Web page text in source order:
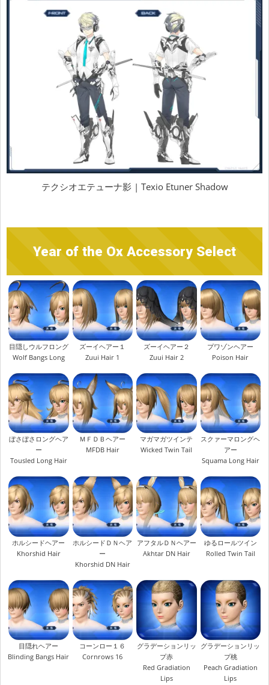
テクシオエテューナ影 | Texio Etuner Shadow
Year of the Ox Accessory Select
目隠しウルフロング
Wolf Bangs Long
ズーイヘアー１
Zuui Hair 1
ズーイヘアー２
Zuui Hair 2
プワゾンヘアー
Poison Hair
ぼさぼさロングヘア
ー
Tousled Long Hair
ＭＦＤＢヘアー
MFDB Hair
マガマガツインテ
Wicked Twin Tail
スクァーマロングヘ
アー
Squama Long Hair
ホルシードヘアー
Khorshid Hair
ホルシードＤＮヘア
ー
Khorshid DN Hair
アフタルＤＮヘアー
Akhtar DN Hair
ゆるロールツイン
Rolled Twin Tail
目隠れヘアー
Blinding Bangs Hair
コーンロー１６
Cornrows 16
グラデーションリッ
プ赤
Red Gradiation
Lips
グラデーションリッ
プ桃
Peach Gradiation
Lips